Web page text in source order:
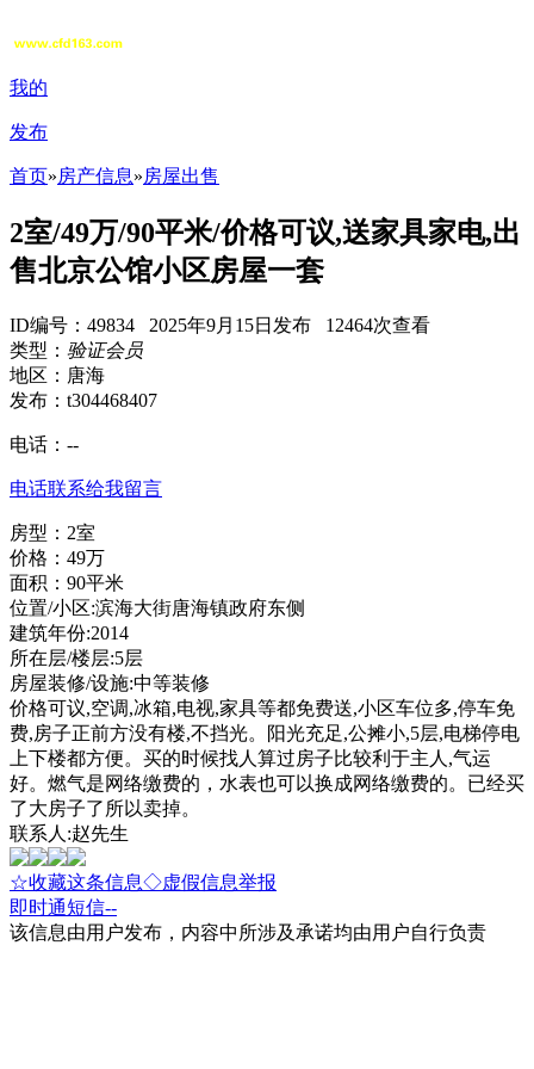
我的
发布
首页»房产信息»房屋出售
2室/49万/90平米/价格可议,送家具家电,出
售北京公馆小区房屋一套
ID编号：49834 2025年9月15日发布 12464次查看
类型： 验证会员
地区：唐海
发布：t304468407
电话： --
电话联系给我留言
房型：2室
价格：49万
面积：90平米
位置/小区:滨海大街唐海镇政府东侧
建筑年份:2014
所在层/楼层:5层
房屋装修/设施:中等装修
价格可议,空调,冰箱,电视,家具等都免费送,小区车位多,停车免
费,房子正前方没有楼,不挡光。阳光充足,公摊小,5层,电梯停电
上下楼都方便。买的时候找人算过房子比较利于主人,气运
好。燃气是网络缴费的，水表也可以换成网络缴费的。已经买
了大房子了所以卖掉。
联系人:赵先生
☆收藏这条信息◇虚假信息举报
即时通短信--
该信息由用户发布，内容中所涉及承诺均由用户自行负责